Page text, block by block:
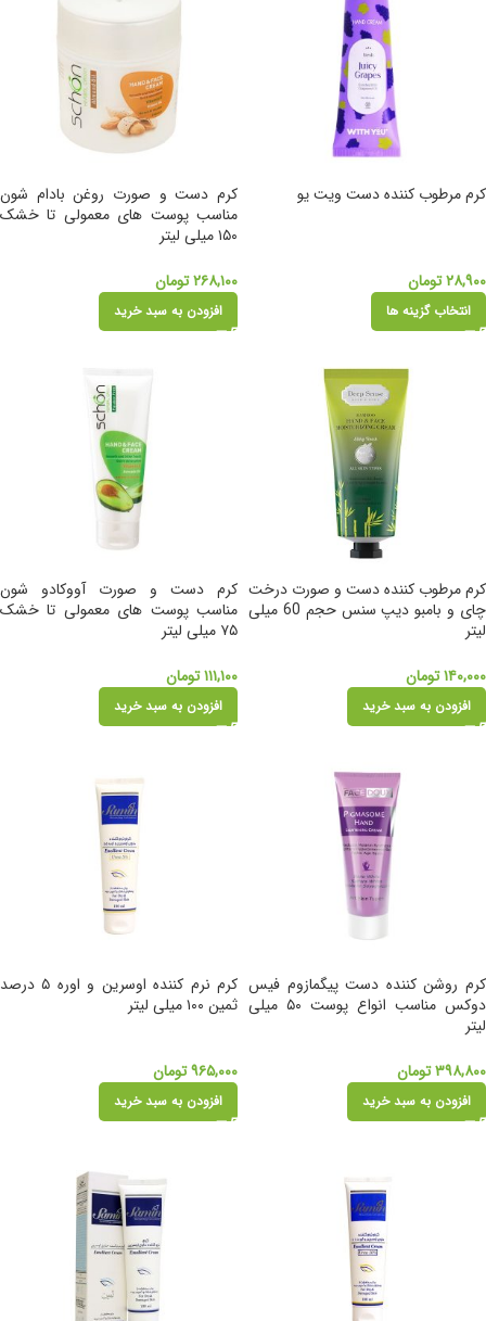
کرم مرطوب کننده دست ویت یو
۲۸,۹۰۰تومان
انتخاب گزینه ها
کرم دست و صورت روغن بادام شون
مناسب پوست های معمولی تا خشک
۱۵۰ میلی لیتر
۲۶۸,۱۰۰تومان
افزودن به سبد خرید
کرم مرطوب کننده دست و صورت درخت
چای و بامبو دیپ سنس حجم 60 میلی
لیتر
۱۴۰,۰۰۰تومان
افزودن به سبد خرید
کرم دست و صورت آووکادو شون
مناسب پوست های معمولی تا خشک
۷۵ میلی لیتر
۱۱۱,۱۰۰تومان
افزودن به سبد خرید
کرم روشن کننده دست پیگمازوم فیس
دوکس مناسب انواع پوست ۵۰ میلی
لیتر
۳۹۸,۸۰۰تومان
افزودن به سبد خرید
کرم نرم کننده اوسرین و اوره ۵ درصد
ثمین ۱۰۰ میلی لیتر
۹۶۵,۰۰۰تومان
افزودن به سبد خرید